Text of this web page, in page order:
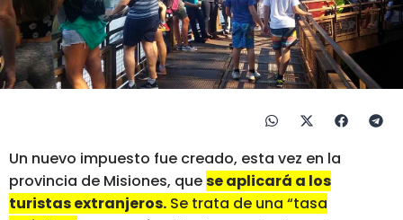
Un nuevo impuesto fue creado, esta vez en la
provincia de Misiones, quese aplicará a los
turistas extranjeros. Se trata de una “tasa